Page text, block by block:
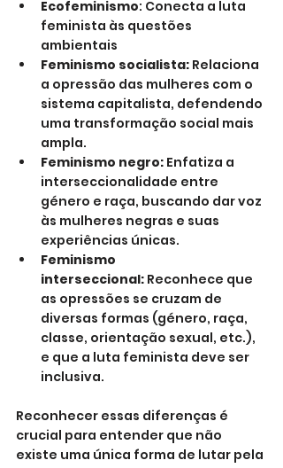
Ecofeminismo: Conecta a luta
feminista às questões
ambientais
Feminismo socialista: Relaciona
a opressão das mulheres com o
sistema capitalista, defendendo
uma transformação social mais
ampla.
Feminismo negro: Enfatiza a
interseccionalidade entre
género e raça, buscando dar voz
às mulheres negras e suas
experiências únicas.
Feminismo
interseccional: Reconhece que
as opressões se cruzam de
diversas formas (género, raça,
classe, orientação sexual, etc.),
e que a luta feminista deve ser
inclusiva.
Reconhecer essas diferenças é
crucial para entender que não
existe uma única forma de lutar pela